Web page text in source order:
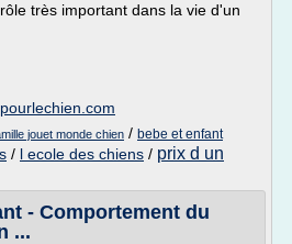
très important dans la vie d'un
jouet monde chien / bebe et enfant
/ l ecole des chiens / prix d un
- Comportement du
...